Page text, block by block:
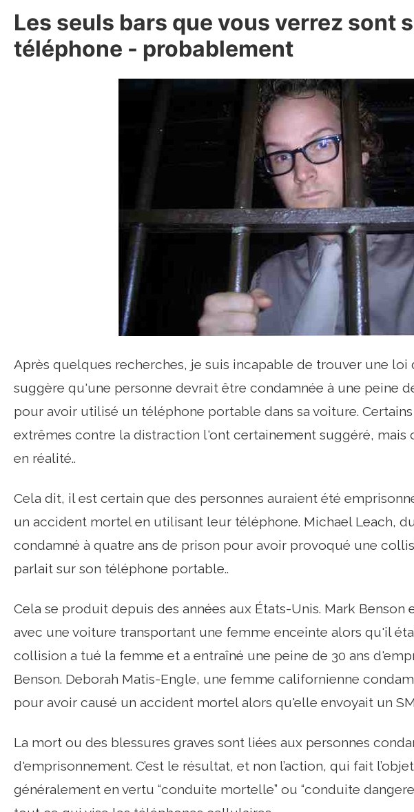
Les seuls bars que vous verrez sont
téléphone - probablement
Après quelques recherches, je suis incapable de trouver une loi
suggère qu'une personne devrait être condamnée à une peine
pour avoir utilisé un téléphone portable dans sa voiture.
extrêmes contre la distraction l'ont certainement suggéré, mais
en réalité..
Cela dit, il est certain que des personnes auraient été
un accident mortel en utilisant leur téléphone. Michael Leach,
condamné à quatre ans de prison pour avoir provoqué une
parlait sur son téléphone portable..
Cela se produit depuis des années aux États-Unis. Mark Benson
avec une voiture transportant une femme enceinte alors qu'il
collision a tué la femme et a entraîné une peine de 30 ans
Benson. Deborah Matis-Engle, une femme californienne
pour avoir causé un accident mortel alors qu'elle envoyait un
La mort ou des blessures graves sont liées aux personnes
d'emprisonnement. C’est le résultat, et non l’action, qui fait
généralement en vertu “conduite mortelle” ou “conduite